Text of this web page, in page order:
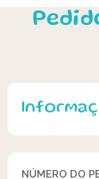
NÚMERO DO